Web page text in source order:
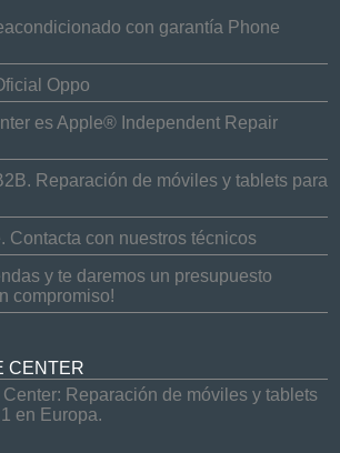
con garantía Phone
Oppo
es Apple® Independent Repair
Reparación de móviles y tablets para
Contacta con nuestros técnicos
y te daremos un presupuesto
compromiso!
CENTER
Reparación de móviles y tablets
en Europa.